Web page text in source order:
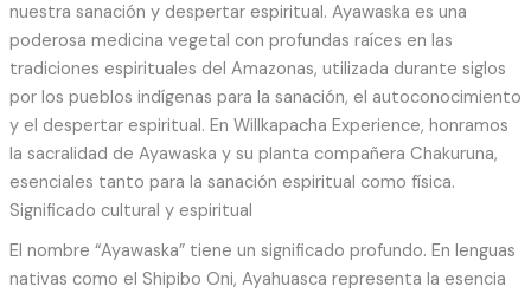
nuestra sanación y despertar espiritual. Ayawaska es una
poderosa medicina vegetal con profundas raíces en las
tradiciones espirituales del Amazonas, utilizada durante siglos
por los pueblos indígenas para la sanación, el autoconocimiento
y el despertar espiritual. En Willkapacha Experience, honramos
la sacralidad de Ayawaska y su planta compañera Chakuruna,
esenciales tanto para la sanación espiritual como física.
Significado cultural y espiritual
El nombre “Ayawaska” tiene un significado profundo. En lenguas
nativas como el Shipibo Oni, Ayahuasca representa la esencia